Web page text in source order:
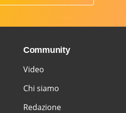
Community
Video
Chi siamo
Redazione